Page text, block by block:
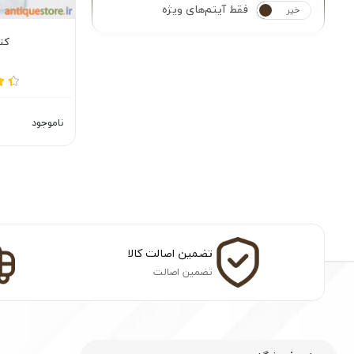
بله خیر فقط آیتم‌های ویژه
ناموجود
تضمین اصالت کالا
تضمین اصالت